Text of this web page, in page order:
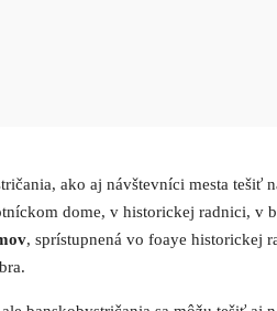
ako aj návštevníci mesta tešiť
dome, v historickej radnici, v
, sprístupnená vo foaye historickej